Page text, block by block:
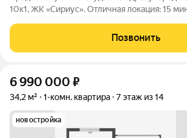
10к1, ЖК «Сириус». Отличная локация: 15 минут пешком до
Пулково Удобный выезд на КАД и ЗСД О доме и районе: ЖК
Позвонить
6 990 000 ₽
34,2 м² 1-комн. квартира 7 этаж из 14
новостройка